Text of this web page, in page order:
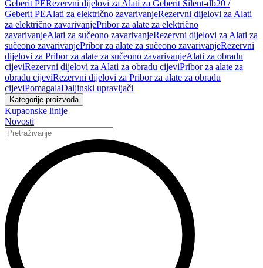
Geberit PERezervni dijelovi za Alati za Geberit Silent-db20 /
Geberit PEAlati za električno zavarivanjeRezervni dijelovi za Alati
za električno zavarivanjePribor za alate za električno
zavarivanjeAlati za sučeono zavarivanjeRezervni dijelovi za Alati za
sučeono zavarivanjePribor za alate za sučeono zavarivanjeRezervni
dijelovi za Pribor za alate za sučeono zavarivanjeAlati za obradu
cijeviRezervni dijelovi za Alati za obradu cijeviPribor za alate za
obradu cijeviRezervni dijelovi za Pribor za alate za obradu
cijeviPomagalaDaljinski upravljači
Kategorije proizvoda
Kupaonske linije
Novosti